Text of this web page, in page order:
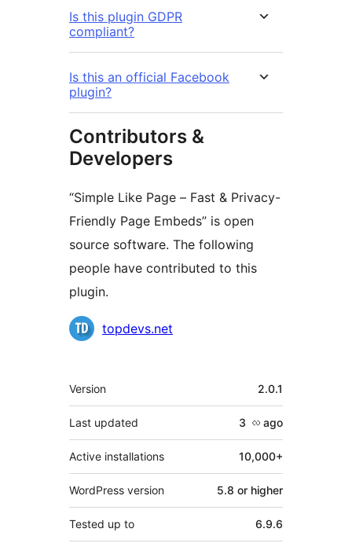
Is this plugin GDPR
compliant?
Is this an official Facebook
plugin?
Contributors &
Developers
“Simple Like Page – Fast & Privacy-
Friendly Page Embeds” is open
source software. The following
people have contributed to this
plugin.
Contributors
topdevs.net
Meta
Version 2.0.1
Last updated 3 လ ago
Active installations 10,000+
WordPress version 5.8 or higher
Tested up to 6.9.6